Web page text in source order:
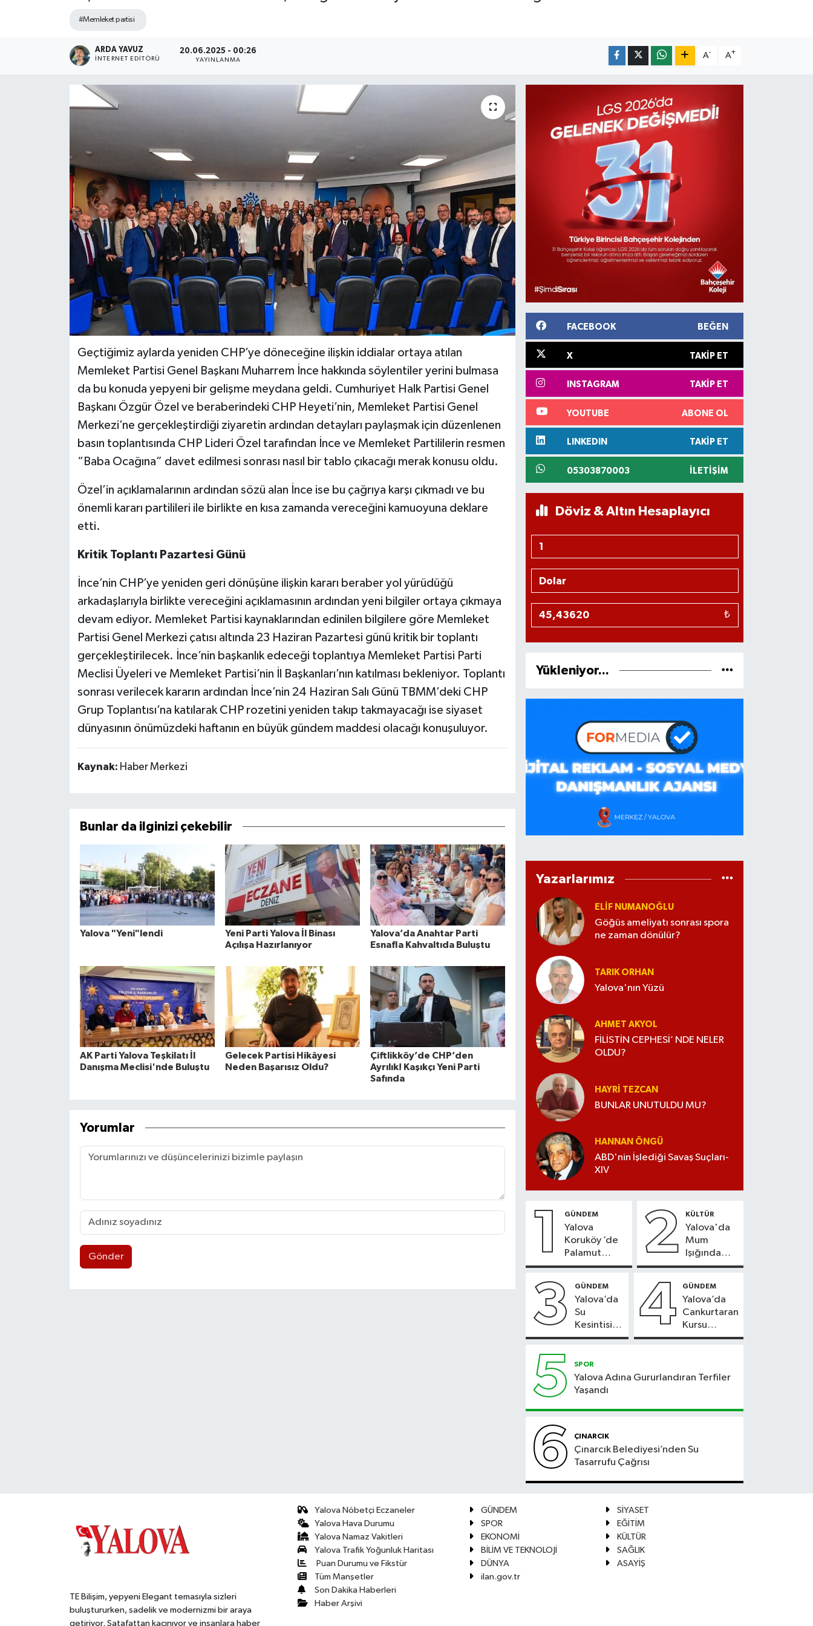
#Memleket partisi
ARDA YAVUZ
İNTERNET EDITÖRÜ
20.06.2025 - 00:26
YAYINLANMA
A- A+
Geçtiğimiz aylarda yeniden CHP’ye döneceğine ilişkin iddialar ortaya atılan
Memleket Partisi Genel Başkanı Muharrem İnce hakkında söylentiler yerini bulmasa
da bu konuda yepyeni bir gelişme meydana geldi. Cumhuriyet Halk Partisi Genel
Başkanı Özgür Özel ve beraberindeki CHP Heyeti’nin, Memleket Partisi Genel
Merkezi’ne gerçekleştirdiği ziyaretin ardından detayları paylaşmak için düzenlenen
basın toplantısında CHP Lideri Özel tarafından İnce ve Memleket Partililerin resmen
“Baba Ocağına” davet edilmesi sonrası nasıl bir tablo çıkacağı merak konusu oldu.
Özel’in açıklamalarının ardından sözü alan İnce ise bu çağrıya karşı çıkmadı ve bu
önemli kararı partilileri ile birlikte en kısa zamanda vereceğini kamuoyuna deklare
etti.
Kritik Toplantı Pazartesi Günü
İnce’nin CHP’ye yeniden geri dönüşüne ilişkin kararı beraber yol yürüdüğü
arkadaşlarıyla birlikte vereceğini açıklamasının ardından yeni bilgiler ortaya çıkmaya
devam ediyor. Memleket Partisi kaynaklarından edinilen bilgilere göre Memleket
Partisi Genel Merkezi çatısı altında 23 Haziran Pazartesi günü kritik bir toplantı
gerçekleştirilecek. İnce’nin başkanlık edeceği toplantıya Memleket Partisi Parti
Meclisi Üyeleri ve Memleket Partisi’nin İl Başkanları’nın katılması bekleniyor. Toplantı
sonrası verilecek kararın ardından İnce’nin 24 Haziran Salı Günü TBMM’deki CHP
Grup Toplantısı’na katılarak CHP rozetini yeniden takıp takmayacağı ise siyaset
dünyasının önümüzdeki haftanın en büyük gündem maddesi olacağı konuşuluyor.
Kaynak: Haber Merkezi
Bunlar da ilginizi çekebilir
Yalova "Yeni"lendi
Yeni Parti Yalova İl Binası
Açılışa Hazırlanıyor
Yalova’da Anahtar Parti
Esnafla Kahvaltıda Buluştu
AK Parti Yalova Teşkilatı İl
Danışma Meclisi'nde Buluştu
Gelecek Partisi Hikâyesi
Neden Başarısız Oldu?
Çiftlikköy’de CHP’den
Ayrılık! Kaşıkçı Yeni Parti
Safında
Yorumlar
Gönder
FACEBOOK BEĞEN
X TAKIP ET
INSTAGRAM TAKIP ET
YOUTUBE ABONE OL
LINKEDIN TAKIP ET
05303870003 İLETIŞIM
Döviz & Altın Hesaplayıcı
₺
Yükleniyor...
Yazarlarımız
ELİF NUMANOĞLU
Göğüs ameliyatı sonrası spora
ne zaman dönülür?
TARIK ORHAN
Yalova'nın Yüzü
AHMET AKYOL
FİLİSTİN CEPHESİ’ NDE NELER
OLDU?
HAYRI TEZCAN
BUNLAR UNUTULDU MU?
HANNAN ÖNGÜ
ABD'nin İşlediği Savaş Suçları-
XIV
1 GÜNDEM
Yalova
Koruköy ’de
Palamut
Sezonu
2 KÜLTÜR
Yalova'da
Mum
Işığında
Konser
3 GÜNDEM
Yalova’da
Su
Kesintisi
Duyurusu
4 GÜNDEM
Yalova’da
Cankurtaran
Kursu
Kayıtları
5 SPOR
Yalova Adına Gururlandıran Terfiler
Yaşandı
6 ÇINARCIK
Çınarcık Belediyesi’nden Su
Tasarrufu Çağrısı
TE Bilişim, yepyeni Elegant temasıyla sizleri
buluştururken, sadelik ve modernizmi bir araya
getiriyor. Şatafattan kaçınıyor ve insanlara haber
Yalova Nöbetçi Eczaneler
Yalova Hava Durumu
Yalova Namaz Vakitleri
Yalova Trafik Yoğunluk Haritası
Puan Durumu ve Fikstür
Tüm Manşetler
Son Dakika Haberleri
Haber Arşivi
GÜNDEM
SİYASET
SPOR
EĞİTİM
EKONOMİ
KÜLTÜR
BİLİM VE TEKNOLOJİ
SAĞLIK
DÜNYA
ASAYİŞ
ilan.gov.tr
ULUSAL
İLÇELERİMİZ